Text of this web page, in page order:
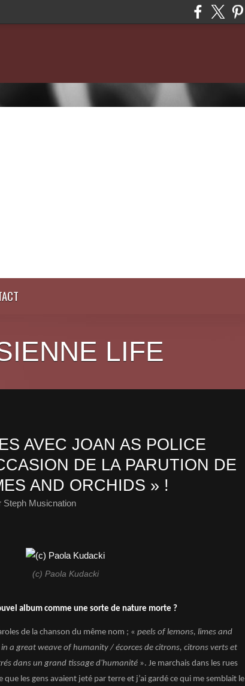
LIFE
AVEC JOAN AS POLICE
DE LA PARUTION DE
AND ORCHIDS » !
Steph Musicnation
(c) Paola Kudacki
album comme une sorte de nature morte ?
de la chanson du même nom ; « peels of lemons, limes and
a great weave of humanity / écorces de citrons, citrons verts et
dans un grand tissage d'humanité ». Je marchais dans les rues
les gens avaient jeté par terre et j’ai gardé ce qui me semblait le